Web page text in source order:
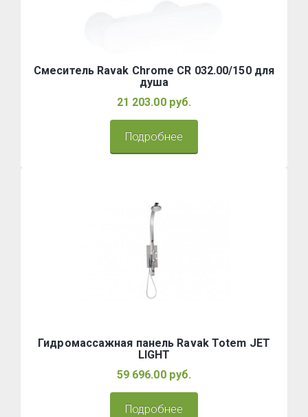
Смеситель Ravak Chrome CR 032.00/150 для
душа
21 203.00 руб.
Подробнее
Гидромассажная панель Ravak Totem JET
LIGHT
59 696.00 руб.
Подробнее